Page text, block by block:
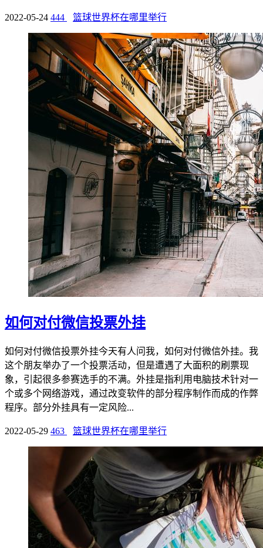
2022-05-24 444 篮球世界杯在哪里举行
如何对付微信投票外挂
如何对付微信投票外挂今天有人问我，如何对付微信外挂。我
这个朋友举办了一个投票活动，但是遭遇了大面积的刷票现
象，引起很多参赛选手的不满。外挂是指利用电脑技术针对一
个或多个网络游戏，通过改变软件的部分程序制作而成的作弊
程序。部分外挂具有一定风险...
2022-05-29 463 篮球世界杯在哪里举行